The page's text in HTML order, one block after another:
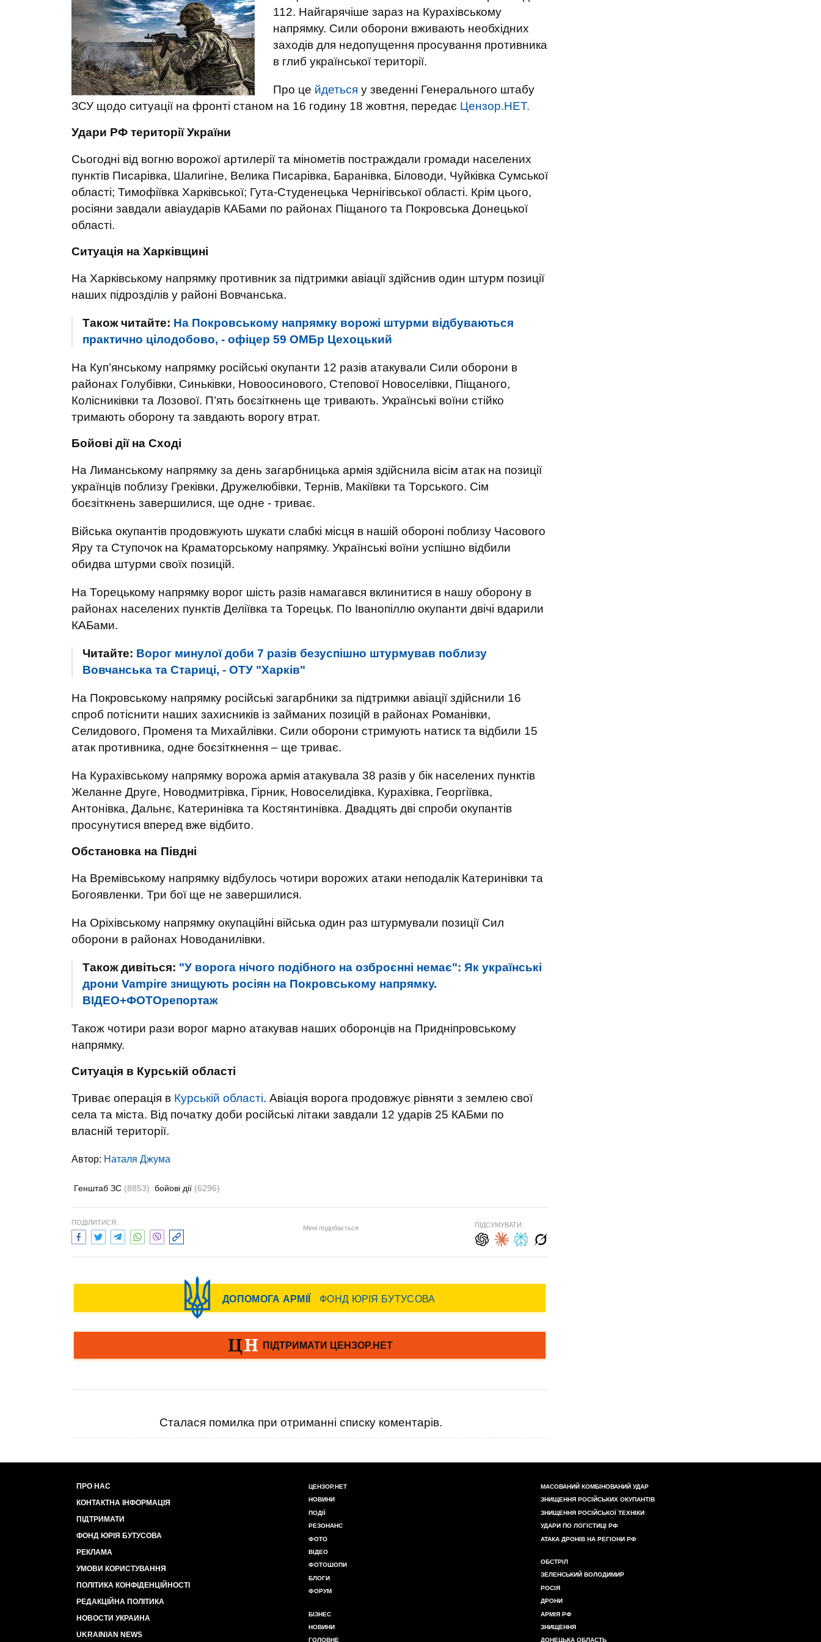
112. Найгарячіше зараз на Курахівському
напрямку. Сили оборони вживають необхідних
заходів для недопущення просування противника
в глиб української території.
Про це йдеться у зведенні Генерального штабу
ЗСУ щодо ситуації на фронті станом на 16 годину 18 жовтня, передає Цензор.НЕТ.
Удари РФ території України
Сьогодні від вогню ворожої артилерії та мінометів постраждали громади населених
пунктів Писарівка, Шалигіне, Велика Писарівка, Баранівка, Біловоди, Чуйківка Сумської
області; Тимофіївка Харківської; Гута-Студенецька Чернігівської області. Крім цього,
росіяни завдали авіаударів КАБами по районах Піщаного та Покровська Донецької
області.
Ситуація на Харківщині
На Харківському напрямку противник за підтримки авіації здійснив один штурм позиції
наших підрозділів у районі Вовчанська.
Також читайте: На Покровському напрямку ворожі штурми відбуваються
практично цілодобово, - офіцер 59 ОМБр Цехоцький
На Куп’янському напрямку російські окупанти 12 разів атакували Сили оборони в
районах Голубівки, Синьківки, Новоосинового, Степової Новоселівки, Піщаного,
Колісниківки та Лозової. П’ять боєзіткнень ще тривають. Українські воїни стійко
тримають оборону та завдають ворогу втрат.
Бойові дії на Сході
На Лиманському напрямку за день загарбницька армія здійснила вісім атак на позиції
українців поблизу Греківки, Дружелюбівки, Тернів, Макіївки та Торського. Сім
боєзіткнень завершилися, ще одне - триває.
Війська окупантів продовжують шукати слабкі місця в нашій обороні поблизу Часового
Яру та Ступочок на Краматорському напрямку. Українські воїни успішно відбили
обидва штурми своїх позицій.
На Торецькому напрямку ворог шість разів намагався вклинитися в нашу оборону в
районах населених пунктів Деліївка та Торецьк. По Іванопіллю окупанти двічі вдарили
КАБами.
Читайте: Ворог минулої доби 7 разів безуспішно штурмував поблизу
Вовчанська та Стариці, - ОТУ "Харків"
На Покровському напрямку російські загарбники за підтримки авіації здійснили 16
спроб потіснити наших захисників із займаних позицій в районах Романівки,
Селидового, Променя та Михайлівки. Сили оборони стримують натиск та відбили 15
атак противника, одне боєзіткнення – ще триває.
На Курахівському напрямку ворожа армія атакувала 38 разів у бік населених пунктів
Желанне Друге, Новодмитрівка, Гірник, Новоселидівка, Курахівка, Георгіївка,
Антонівка, Дальнє, Катеринівка та Костянтинівка. Двадцять дві спроби окупантів
просунутися вперед вже відбито.
Обстановка на Півдні
На Времівському напрямку відбулось чотири ворожих атаки неподалік Катеринівки та
Богоявленки. Три бої ще не завершилися.
На Оріхівському напрямку окупаційні війська один раз штурмували позиції Сил
оборони в районах Новоданилівки.
Також дивіться: "У ворога нічого подібного на озброєнні немає": Як українські
дрони Vampire знищують росіян на Покровському напрямку.
ВІДЕО+ФОТОрепортаж
Також чотири рази ворог марно атакував наших оборонців на Придніпровському
напрямку.
Ситуація в Курській області
Триває операція в Курській області. Авіація ворога продовжує рівняти з землею свої
села та міста. Від початку доби російські літаки завдали 12 ударів 25 КАБми по
власній території.
Автор: Наталя Джума
Генштаб ЗС (8853) бойові дії (6296)
ПОДІЛИТИСЯ:
Мені подобається ПІДСУМУВАТИ:
Сталася помилка при отриманні списку коментарів.
ПРО НАС
КОНТАКТНА ІНФОРМАЦІЯ
ПІДТРИМАТИ
ФОНД ЮРІЯ БУТУСОВА
РЕКЛАМА
УМОВИ КОРИСТУВАННЯ
ПОЛІТИКА КОНФІДЕНЦІЙНОСТІ
РЕДАКЦІЙНА ПОЛІТИКА
НОВОСТИ УКРАИНА
UKRAINIAN NEWS
ЦЕНЗОР.НЕТ
НОВИНИ
ПОДІЇ
РЕЗОНАНС
ФОТО
ВІДЕО
ФОТОШОПИ
БЛОГИ
ФОРУМ
БІЗНЕС
НОВИНИ
ГОЛОВНЕ
МАСОВАНИЙ КОМБІНОВАНИЙ УДАР
ЗНИЩЕННЯ РОСІЙСЬКИХ ОКУПАНТІВ
ЗНИЩЕННЯ РОСІЙСЬКОЇ ТЕХНІКИ
УДАРИ ПО ЛОГІСТИЦІ РФ
АТАКА ДРОНІВ НА РЕГІОНИ РФ
ОБСТРІЛ
ЗЕЛЕНСЬКИЙ ВОЛОДИМИР
РОСІЯ
ДРОНИ
АРМІЯ РФ
ЗНИЩЕННЯ
ДОНЕЦЬКА ОБЛАСТЬ